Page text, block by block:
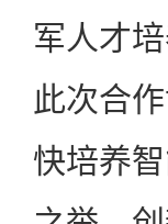
军人才
此次合
快培养